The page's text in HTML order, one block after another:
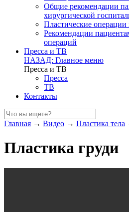
Общие рекомендации
хирургической
Пластические
Рекомендации
операций
Пресса и ТВ
НАЗАД: Главное меню
Пресса и ТВ
Пресса
ТВ
Контакты
Главная → Видео → Пластика тела
Пластика груди